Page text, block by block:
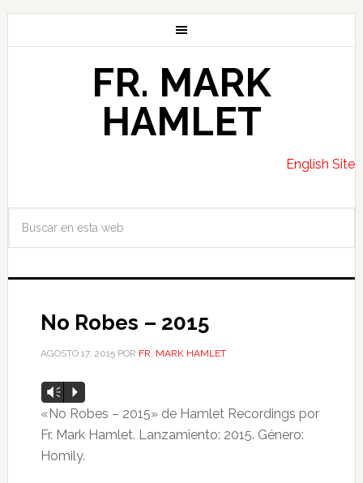
FR. MARK
HAMLET
English Site
No Robes – 2015
AGOSTO 17, 2015POR FR. MARK HAMLET
Reproductor
de
audio
Vm P
«No Robes – 2015» de Hamlet Recordings por
Fr. Mark Hamlet. Lanzamiento: 2015. Género:
Homily.